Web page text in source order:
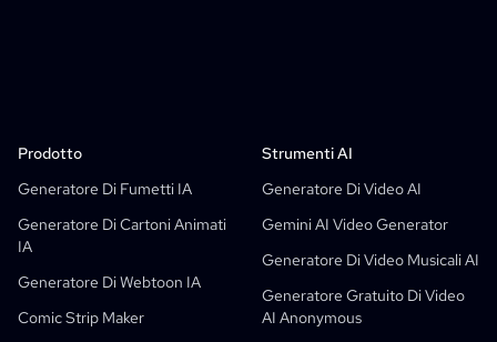
Prodotto
Generatore Di Fumetti IA
Generatore Di Cartoni Animati
IA
Generatore Di Webtoon IA
Comic Strip Maker
Strumenti AI
Generatore Di Video AI
Gemini AI Video Generator
Generatore Di Video Musicali AI
Generatore Gratuito Di Video
AI Anonymous
Prodotto
Generatore Gratuito Di Strisce A Fumetti Con AI
Generatore Di Libri Per Bambini AI
Generatore Di Fumetti Ai Gratuito
AI Manga Studio
Fumetto In Video
Musica A Video
Designer Di Motion AI Gratuito
LlamaGen Per
Insegnanti
Studenti
Insegnanti E Studenti
Educazione
Impresa
PARTNER
OpenAI
Meta
SHOTDECK
Black Forest Labs
Replicate
Casi D'uso
API Fumetti
Campagna Digitale
Marketing Dei Contenuti
Marketing Del Prodotto
Graph Comics For Dynamic Graphs